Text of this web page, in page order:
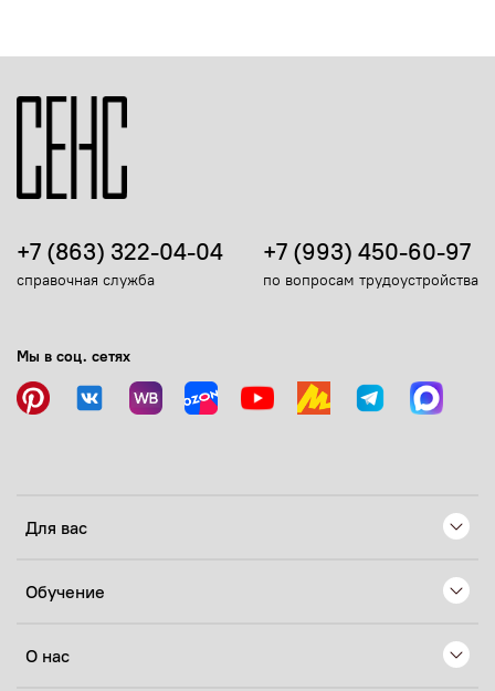
Для вас
Обучение
О нас
+7 (863) 322-04-04
справочная служба
+7 (993) 450-60-97
по вопросам трудоустройства
Мы в соц. сетях